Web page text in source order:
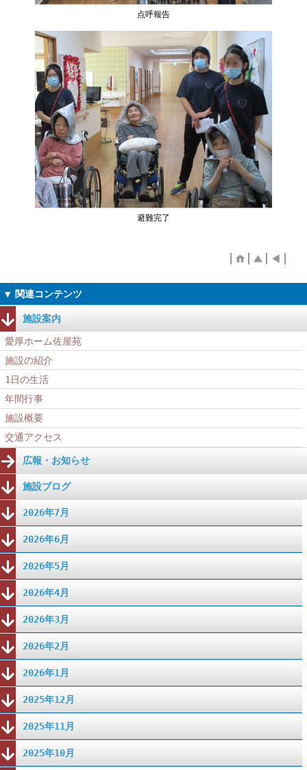
点呼報告
避難完了
施設案内
愛厚ホーム佐屋苑
施設の紹介
1日の生活
年間行事
施設概要
交通アクセス
広報・お知らせ
施設ブログ
2026年7月
2026年6月
2026年5月
2026年4月
2026年3月
2026年2月
2026年1月
2025年12月
2025年11月
2025年10月